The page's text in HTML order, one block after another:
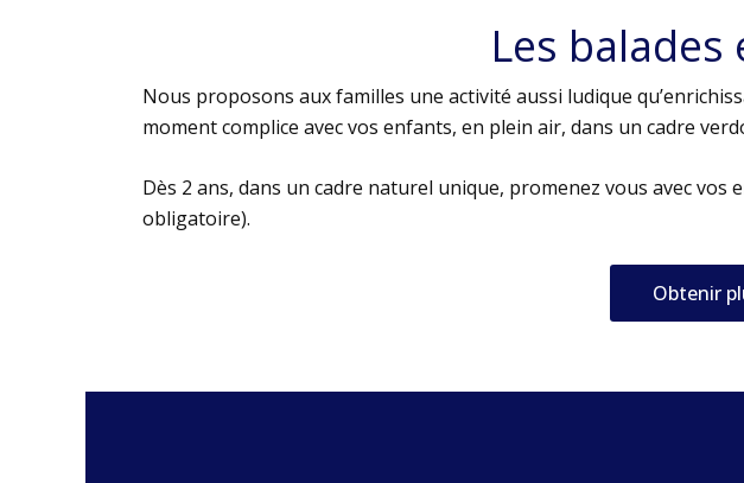
Les
Nous proposons aux familles une activité aussi ludique
moment complice avec vos enfants, en plein air, dans un cadre
Dès 2 ans, dans un cadre naturel unique, promenez vous avec
obligatoire).
Obtenir